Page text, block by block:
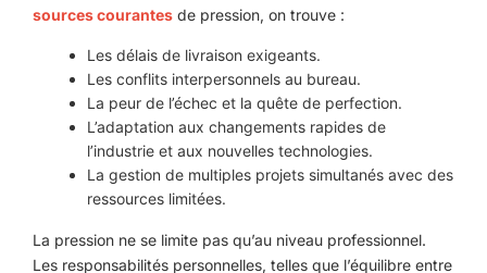
sources courantes de pression, on trouve :
Les délais de livraison exigeants.
Les conflits interpersonnels au bureau.
La peur de l’échec et la quête de perfection.
L’adaptation aux changements rapides de
l’industrie et aux nouvelles technologies.
La gestion de multiples projets simultanés avec des
ressources limitées.
La pression ne se limite pas qu’au niveau professionnel.
Les responsabilités personnelles, telles que l’équilibre entre